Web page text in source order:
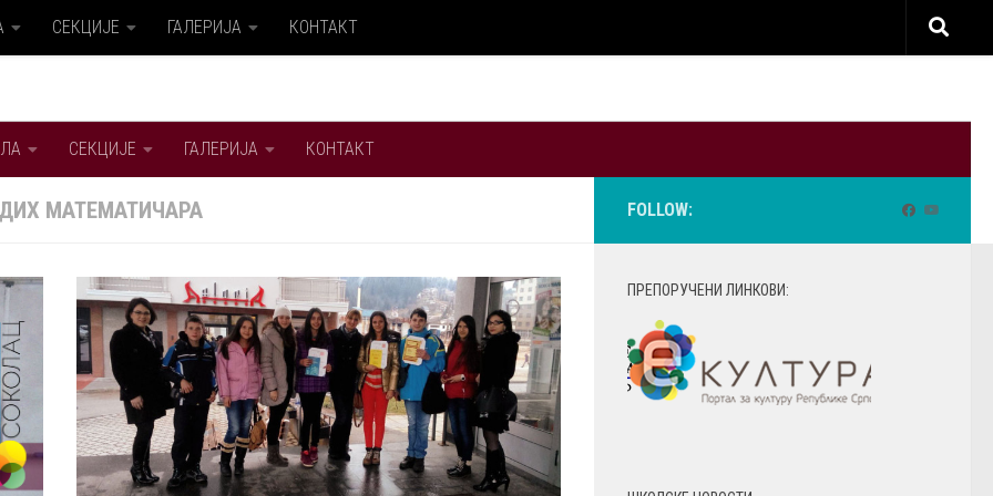
СЕКЦИЈЕ ГАЛЕРИЈА КОНТАКТ
СЕКЦИЈЕ ГАЛЕРИЈА КОНТАКТ
МАТЕМАТИЧАРА FOLLOW:
ПРЕПОРУЧЕНИ ЛИНКОВИ: